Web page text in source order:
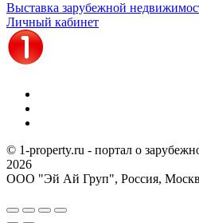
Выставка зарубежной
Личный кабинет
© 1-property.ru - портал о
2026
ООО "Эй Ай Груп", Россия,